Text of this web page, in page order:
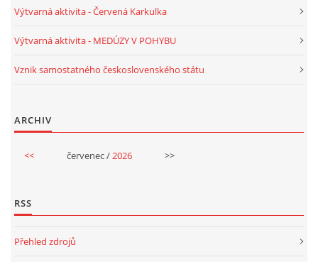
BÁSNĚ K TÉMATU PODZIM
Výtvarná aktivita - Červená Karkulka
Výtvarná aktivita - MEDÚZY V POHYBU
Vznik samostatného československého státu
ARCHIV
<< červenec /2026 >>
RSS
Přehled zdrojů